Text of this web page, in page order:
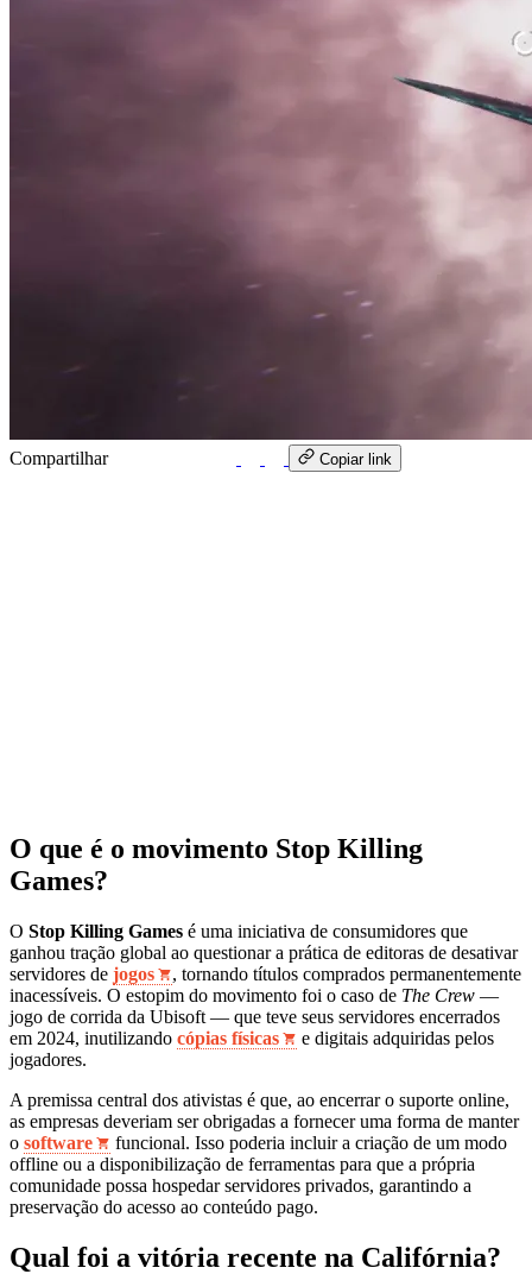
Compartilhar Copiar link
O que é o movimento Stop Killing
Games?
O Stop Killing Games é uma iniciativa de consumidores que
ganhou tração global ao questionar a prática de editoras de desativar
servidores de jogos
, tornando títulos comprados permanentemente
inacessíveis. O estopim do movimento foi o caso de The Crew —
jogo de corrida da Ubisoft — que teve seus servidores encerrados
em 2024, inutilizando cópias físicas
e digitais adquiridas pelos
jogadores.
A premissa central dos ativistas é que, ao encerrar o suporte online,
as empresas deveriam ser obrigadas a fornecer uma forma de manter
o software
funcional. Isso poderia incluir a criação de um modo
offline ou a disponibilização de ferramentas para que a própria
comunidade possa hospedar servidores privados, garantindo a
preservação do acesso ao conteúdo pago.
Qual foi a vitória recente na Califórnia?